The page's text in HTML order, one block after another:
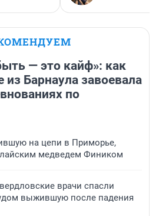
— это кайф»: как
из Барнаула завоевала
по
на цепи в Приморье,
медведем Фиником
врачи спасли
выжившую после падения